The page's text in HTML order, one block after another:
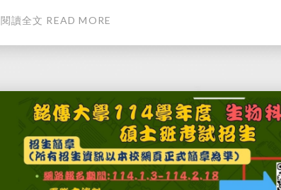
閱讀全文 READ MORE